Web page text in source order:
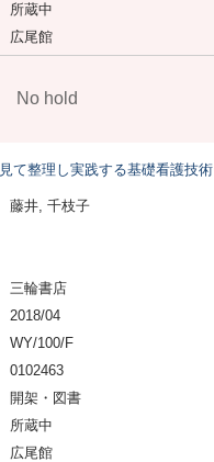
所蔵中
広尾館
No hold
見て整理し実践する基礎看護技術
藤井, 千枝子
三輪書店
2018/04
WY/100/F
0102463
開架・図書
所蔵中
広尾館